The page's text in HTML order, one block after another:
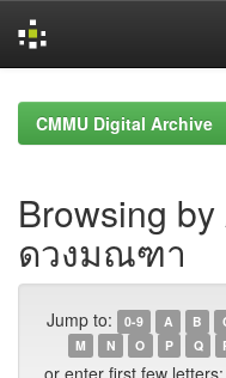
navigationCMMU Digital Archive
Browsing
ดวงมณฑา
Jump to: 0-9 A B
M
N O P Q
or enter first few letters: